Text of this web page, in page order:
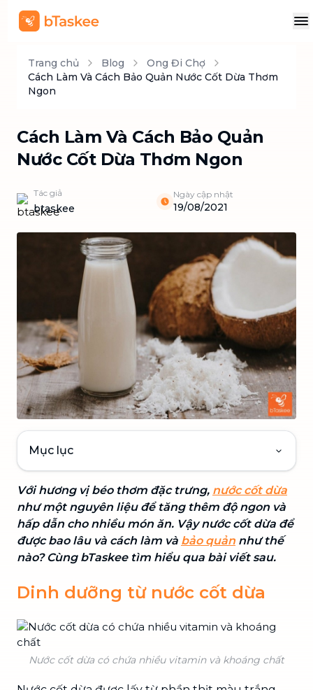
Trang chủ Blog
Ong Đi Chợ
Cách Làm Và Cách Bảo Quản Nước Cốt Dừa Thơm
Ngon
Cách Làm Và Cách Bảo Quản
Nước Cốt Dừa Thơm Ngon
Tác giả
btaskee
Ngày cập nhật
19/08/2021
Mục lục
Với hương vị béo thơm đặc trưng, nước cốt dừa
như một nguyên liệu để tăng thêm độ ngon và
hấp dẫn cho nhiều món ăn. Vậy nước cốt dừa để
được bao lâu và cách làm và bảo quản như thế
nào? Cùng bTaskee tìm hiểu qua bài viết sau.
Dinh dưỡng từ nước cốt dừa
Nước cốt dừa có chứa nhiều vitamin và khoáng chất